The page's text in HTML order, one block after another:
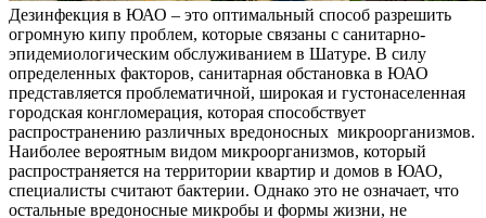
Дезинфекция в ЮАО – это оптимальный способ разрешить
огромную кипу проблем, которые связаны с санитарно-
эпидемиологическим обслуживанием в Шатуре. В силу
определенных факторов, санитарная обстановка в ЮАО
представляется проблематичной, широкая и густонаселенная
городская конгломерация, которая способствует
распространению различных вредоносных микроорганизмов.
Наиболее вероятным видом микроорганизмов, который
распространяется на территории квартир и домов в ЮАО,
специалисты считают бактерии. Однако это не означает, что
остальные вредоносные микробы и формы жизни, не